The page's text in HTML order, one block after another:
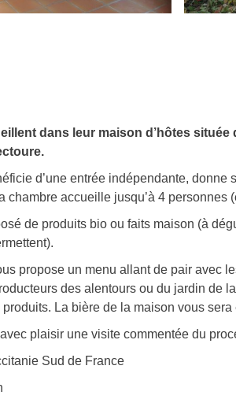
dans leur maison d’hôtes
d’une entrée indépendante,
chambre accueille jusqu’à 4
de produits bio ou faits maison (à
propose un menu allant de pair avec
des alentours ou du jardin de
La bière de la maison vous sera
plaisir une visite commentée du
Sud de France